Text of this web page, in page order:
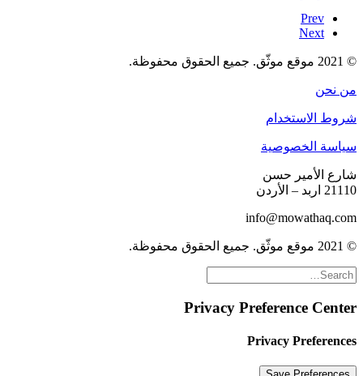
Prev
Next
© 2021 موقع موثّق. جميع الحقوق محفوظة.
من نحن
شروط الاستخدام
سياسة الخصوصية
شارع الأمير حسن
21110 اربد – الأردن
info@mowathaq.com
© 2021 موقع موثّق. جميع الحقوق محفوظة.
Privacy Preference Center
Privacy Preferences